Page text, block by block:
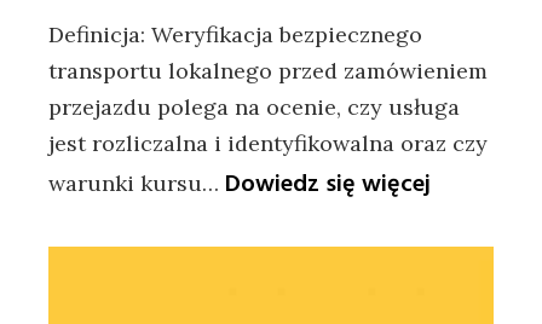
Definicja: Weryfikacja bezpiecznego
transportu lokalnego przed zamówieniem
przejazdu polega na ocenie, czy usługa
jest rozliczalna i identyfikowalna oraz czy
warunki kursu… Dowiedz się więcej